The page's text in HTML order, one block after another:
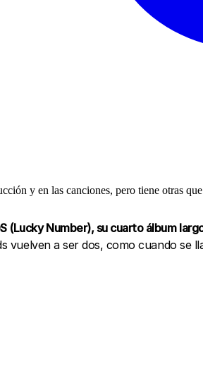
y en las canciones, pero tiene otras
(Lucky Number), su cuarto álbum
vuelven a ser dos, como cuando se